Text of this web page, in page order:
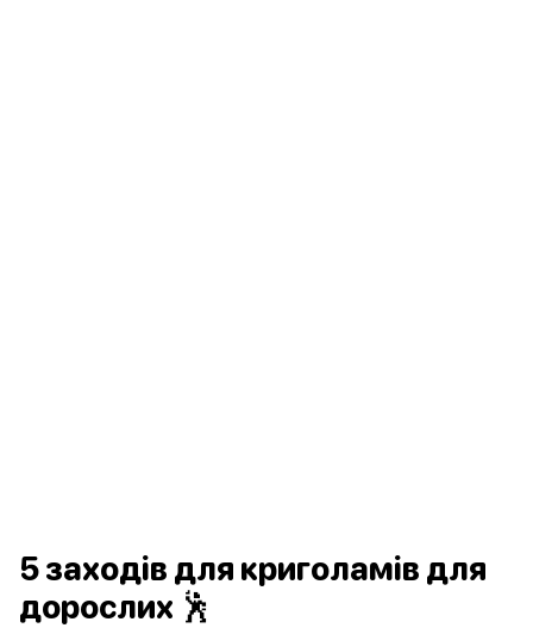
5 заходів для криголамів для
дорослих 🕺